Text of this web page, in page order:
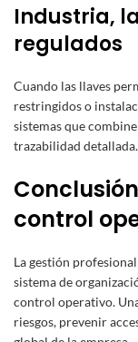
Industria,
regulados
Cuando las llaves
restringidos o
sistemas que
trazabilidad detallada.
control
La gestión
sistema de
control operativo.
riesgos, prevenir